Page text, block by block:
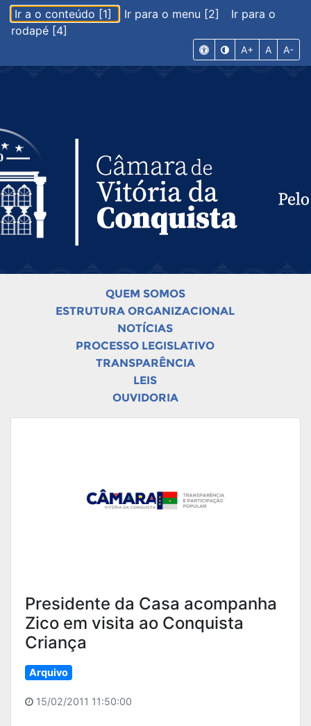
Ir a o conteúdo [1] Ir para o menu [2]
Ir para o
rodapé [4]
A+ A A-
QUEM SOMOS
ESTRUTURA ORGANIZACIONAL
NOTÍCIAS
PROCESSO LEGISLATIVO
TRANSPARÊNCIA
LEIS
OUVIDORIA
Presidente da Casa acompanha
Zico em visita ao Conquista
Criança
Arquivo
15/02/2011 11:50:00